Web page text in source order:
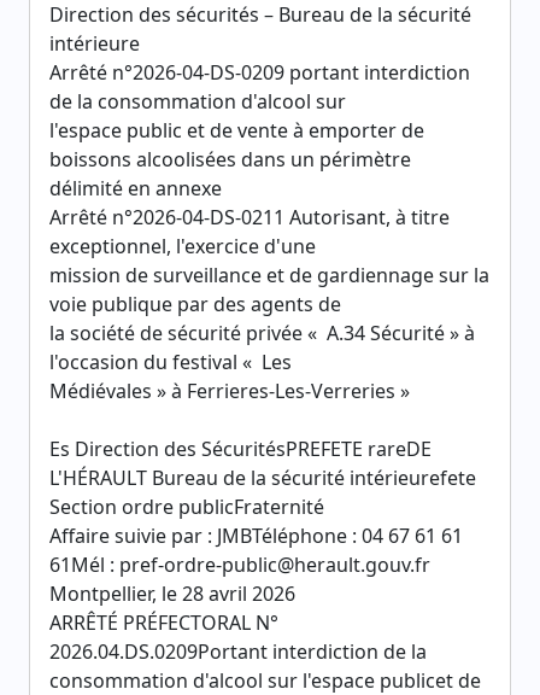
Direction des sécurités – Bureau de la sécurité
intérieure
Arrêté n°2026-04-DS-0209 portant interdiction
de la consommation d'alcool sur
l'espace public et de vente à emporter de
boissons alcoolisées dans un périmètre
délimité en annexe
Arrêté n°2026-04-DS-0211 Autorisant, à titre
exceptionnel, l'exercice d'une
mission de surveillance et de gardiennage sur la
voie publique par des agents de
la société de sécurité privée « A.34 Sécurité » à
l'occasion du festival « Les
Médiévales » à Ferrieres-Les-Verreries »
Es Direction des SécuritésPREFETE rareDE
L'HÉRAULT Bureau de la sécurité intérieurefete
Section ordre publicFraternité
Affaire suivie par : JMBTéléphone : 04 67 61 61
61Mél : pref-ordre-public@herault.gouv.fr
Montpellier, le 28 avril 2026
ARRÊTÉ PRÉFECTORAL N°
2026.04.DS.0209Portant interdiction de la
consommation d'alcool sur l'espace publicet de